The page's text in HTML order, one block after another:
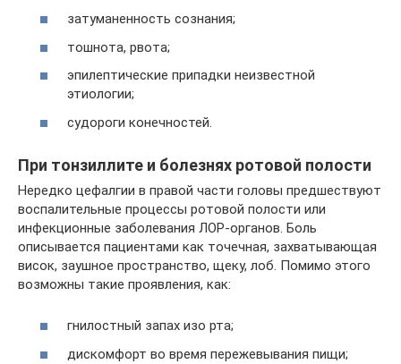
затуманенность сознания;
тошнота, рвота;
эпилептические припадки неизвестной
этиологии;
судороги конечностей.
При тонзиллите и болезнях ротовой полости
Нередко цефалгии в правой части головы предшествуют
воспалительные процессы ротовой полости или
инфекционные заболевания ЛОР-органов. Боль
описывается пациентами как точечная, захватывающая
висок, заушное пространство, щеку, лоб. Помимо этого
возможны такие проявления, как:
гнилостный запах изо рта;
дискомфорт во время пережевывания пищи;